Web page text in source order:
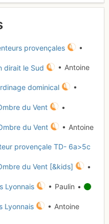
provençales
•
dirait le Sud
• Antoine
dominical
•
du Vent
•
du Vent
• Antoine
provençale TD- 6a>5c
du Vent [&kids]
•
Lyonnais • Paulin •
Lyonnais
• Antoine